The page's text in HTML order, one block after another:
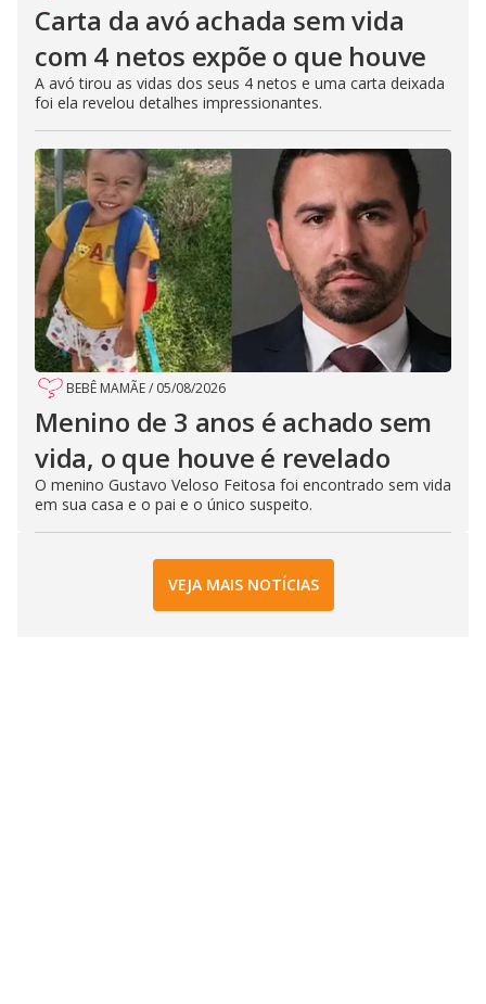
Carta da avó achada sem vida
com 4 netos expõe o que houve
A avó tirou as vidas dos seus 4 netos e uma carta deixada
foi ela revelou detalhes impressionantes.
BEBÊ MAMÃE/ 05/08/2026
Menino de 3 anos é achado sem
vida, o que houve é revelado
O menino Gustavo Veloso Feitosa foi encontrado sem vida
em sua casa e o pai e o único suspeito.
VEJA MAIS NOTÍCIAS